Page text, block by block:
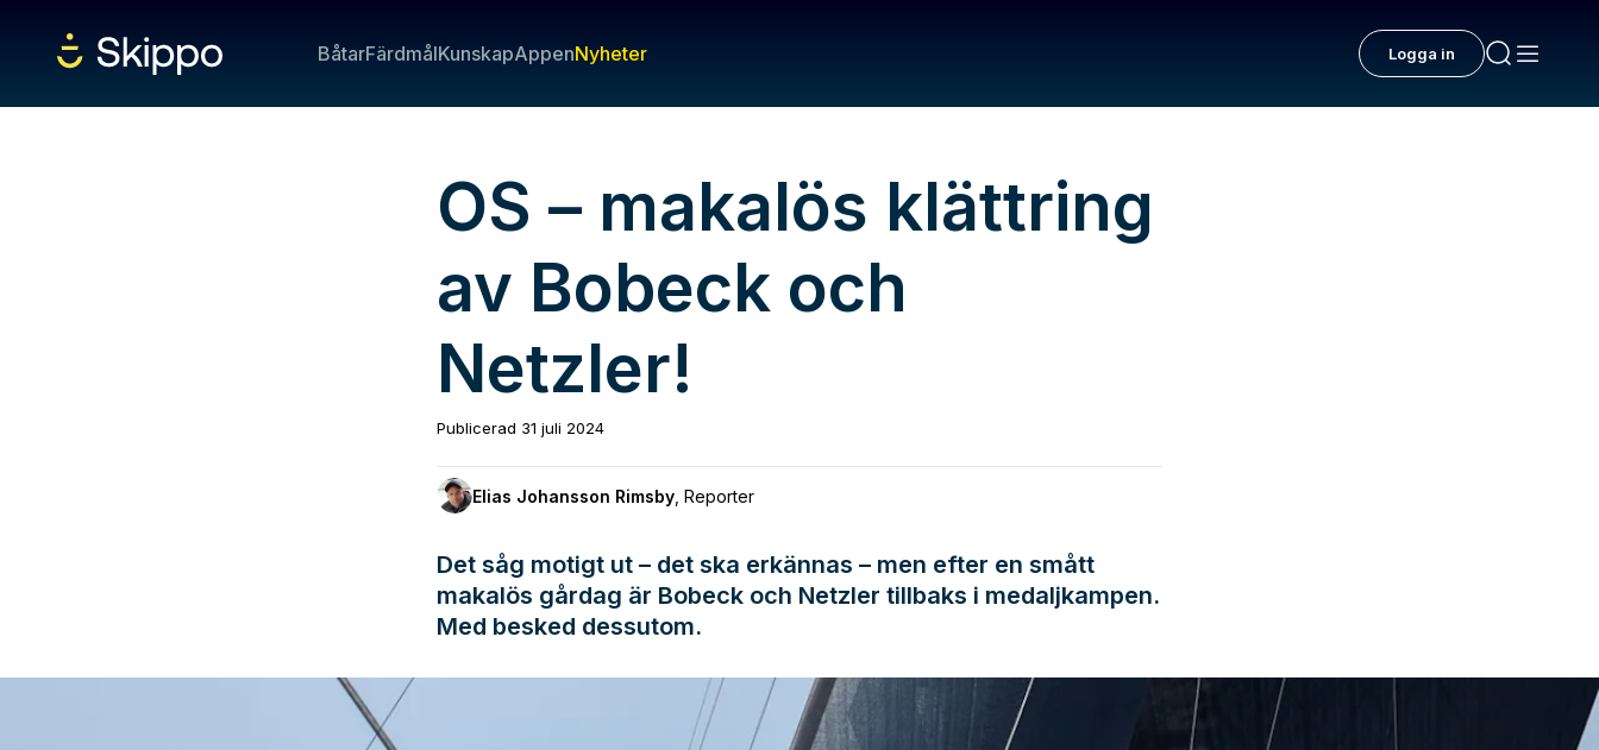
BåtarFärdmålKunskapAppenNyheter Logga in
OS – makalös klättring
av Bobeck och
Netzler!
Publicerad 31 juli 2024
Elias Johansson Rimsby Reporter
Det såg motigt ut – det ska erkännas – men efter en smått
makalös gårdag är Bobeck och Netzler tillbaks i medaljkampen.
Med besked dessutom.